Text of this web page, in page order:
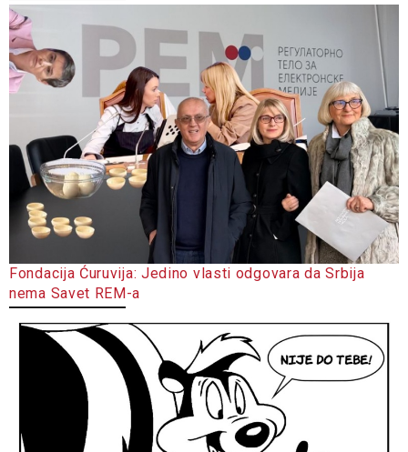
Fondacija Ćuruvija: Jedino vlasti odgovara da Srbija
nema Savet REM-a